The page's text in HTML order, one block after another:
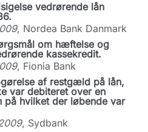
vedrørende lån
, Nordea Bank Danmark
om hæftelse og
kassekredit.
, Fionia Bank
af restgæld på lån,
var debiteret over en
hvilket der løbende var
, Sydbank